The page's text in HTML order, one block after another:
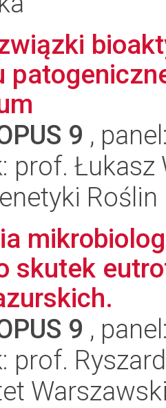
9 ,
prof. Łukasz
Roślin
skutek
9 ,
prof.